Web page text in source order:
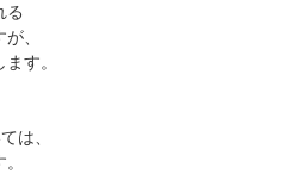
る
、
す。
は、